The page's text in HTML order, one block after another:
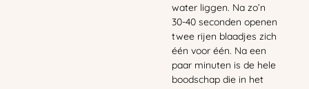
water liggen. Na zo’n
30-40 seconden openen
twee rijen blaadjes zich
één voor één. Na een
paar minuten is de hele
boodschap die in het